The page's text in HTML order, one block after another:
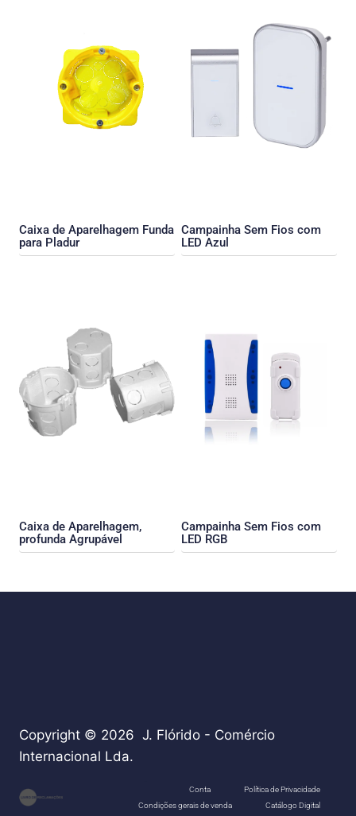
Caixa de Aparelhagem Funda
para Pladur
Campainha Sem Fios com
LED Azul
Caixa de Aparelhagem,
profunda Agrupável
Campainha Sem Fios com
LED RGB
Copyright © 2026 J. Flórido - Comércio
Internacional Lda.
Conta
Política de Privacidade
Condições gerais de venda
Catálogo Digital